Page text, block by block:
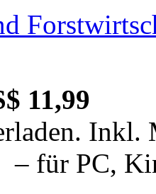
11,99
Inkl.
– für PC,